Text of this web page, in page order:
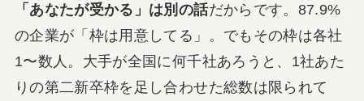
「あなたが受かる」は別の話だからです。87.9%
の企業が「枠は用意してる」。でもその枠は各社
1〜数人。大手が全国に何千社あろうと、1社あた
りの第二新卒枠を足し合わせた総数は限られて